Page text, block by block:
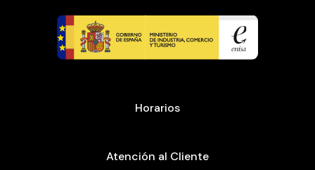
Horarios
Atención al Cliente